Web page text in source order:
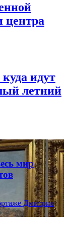
центра
идут
летний
мир
Дмитрия